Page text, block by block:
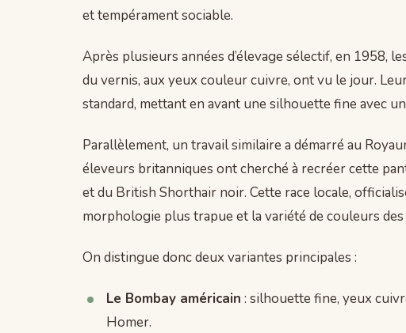
et tempérament sociable.
Après plusieurs années d’élevage sélectif, en 1958,
du vernis, aux yeux couleur cuivre, ont vu le jour.
standard, mettant en avant une silhouette fine avec
Parallèlement, un travail similaire a démarré au
éleveurs britanniques ont cherché à recréer cette
et du British Shorthair noir. Cette race locale,
morphologie plus trapue et la variété de couleurs
On distingue donc deux variantes principales :
Le Bombay américain : silhouette fine, yeux
Homer.